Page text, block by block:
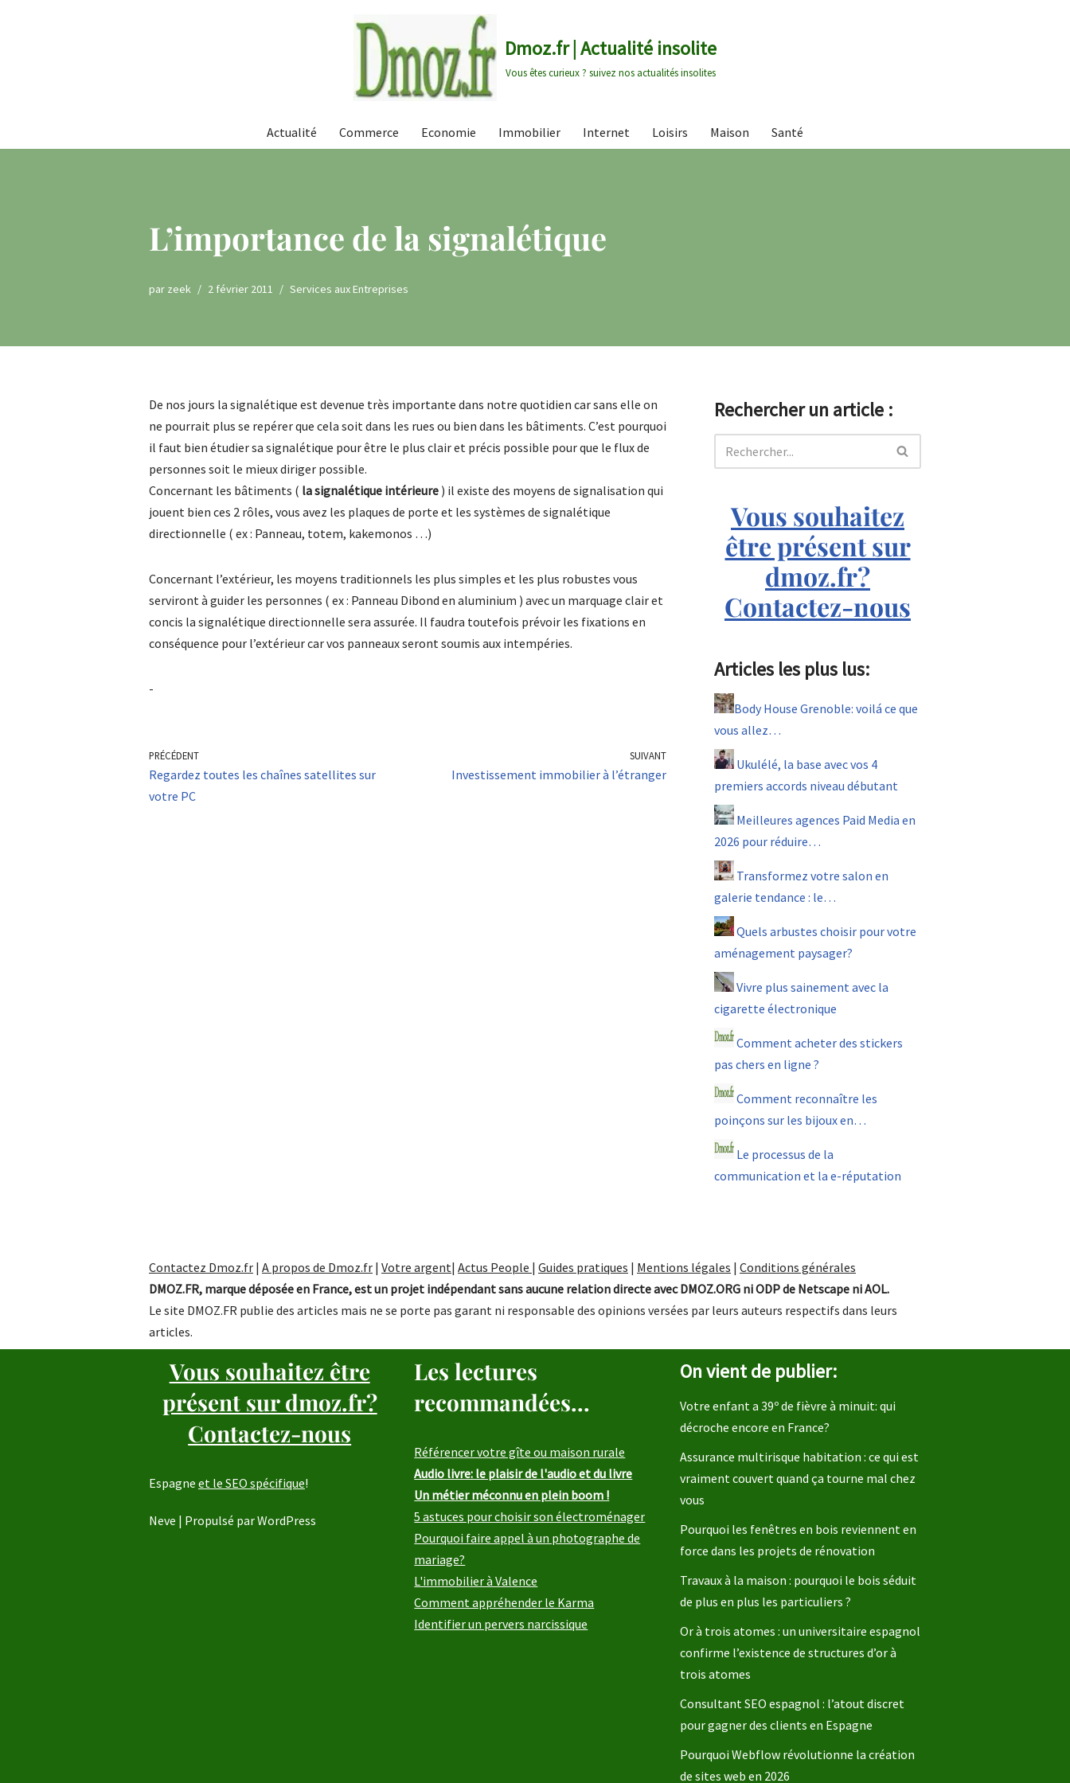
Dmoz.fr | Actualité insolite
Vous êtes curieux ? suivez nos actualités insolites
Actualité Commerce Economie Immobilier Internet Loisirs Maison Santé
L’importance de la signalétique
par zeek 2 février 2011 Services aux Entreprises
De nos jours la signalétique est devenue très importante dans notre quotidien car sans elle on
ne pourrait plus se repérer que cela soit dans les rues ou bien dans les bâtiments. C’est pourquoi
il faut bien étudier sa signalétique pour être le plus clair et précis possible pour que le flux de
personnes soit le mieux diriger possible.
Concernant les bâtiments ( la signalétique intérieure ) il existe des moyens de signalisation qui
jouent bien ces 2 rôles, vous avez les plaques de porte et les systèmes de signalétique
directionnelle ( ex : Panneau, totem, kakemonos …)
Concernant l’extérieur, les moyens traditionnels les plus simples et les plus robustes vous
serviront à guider les personnes ( ex : Panneau Dibond en aluminium ) avec un marquage clair et
concis la signalétique directionnelle sera assurée. Il faudra toutefois prévoir les fixations en
conséquence pour l’extérieur car vos panneaux seront soumis aux intempéries.
-
PRÉCÉDENT
Regardez toutes les chaînes satellites sur
votre PC
SUIVANT
Investissement immobilier à l’étranger
Rechercher un article :
Vous souhaitez
être présent sur
dmoz.fr?
Contactez-nous
Articles les plus lus:
Body House Grenoble: voilá ce que
vous allez…
Ukulélé, la base avec vos 4
premiers accords niveau débutant
Meilleures agences Paid Media en
2026 pour réduire…
Transformez votre salon en
galerie tendance : le…
Quels arbustes choisir pour votre
aménagement paysager?
Vivre plus sainement avec la
cigarette électronique
Comment acheter des stickers
pas chers en ligne ?
Comment reconnaître les
poinçons sur les bijoux en…
Le processus de la
communication et la e-réputation
Contactez Dmoz.fr | A propos de Dmoz.fr | Votre argent| Actus People | Guides pratiques | Mentions légales | Conditions générales
DMOZ.FR, marque déposée en France, est un projet indépendant sans aucune relation directe avec DMOZ.ORG ni ODP de Netscape ni AOL.
Le site DMOZ.FR publie des articles mais ne se porte pas garant ni responsable des opinions versées par leurs auteurs respectifs dans leurs
articles.
Vous souhaitez être
présent sur dmoz.fr?
Contactez-nous
Espagne et le SEO spécifique!
Neve | Propulsé parWordPress
Les lectures
recommandées...
Référencer votre gîte ou maison rurale
Audio livre: le plaisir de l'audio et du livre
Un métier méconnu en plein boom !
5 astuces pour choisir son électroménager
Pourquoi faire appel à un photographe de
mariage?
L'immobilier à Valence
Comment appréhender le Karma
Identifier un pervers narcissique
On vient de publier:
Votre enfant a 39º de fièvre à minuit: qui
décroche encore en France?
Assurance multirisque habitation : ce qui est
vraiment couvert quand ça tourne mal chez
vous
Pourquoi les fenêtres en bois reviennent en
force dans les projets de rénovation
Travaux à la maison : pourquoi le bois séduit
de plus en plus les particuliers ?
Or à trois atomes : un universitaire espagnol
confirme l’existence de structures d’or à
trois atomes
Consultant SEO espagnol : l’atout discret
pour gagner des clients en Espagne
Pourquoi Webflow révolutionne la création
de sites web en 2026